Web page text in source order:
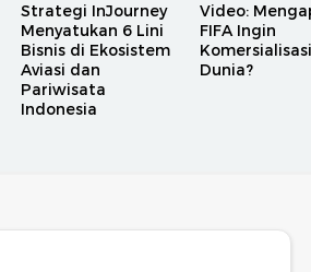
Strategi InJourney
Menyatukan 6 Lini
Bisnis di Ekosistem
Aviasi dan
Pariwisata
Indonesia
Video:
FIFA Ingin
Dunia?